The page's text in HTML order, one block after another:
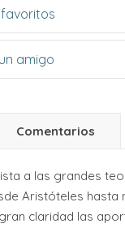
amigo
Comentarios
a las grandes
Aristóteles hasta
claridad las